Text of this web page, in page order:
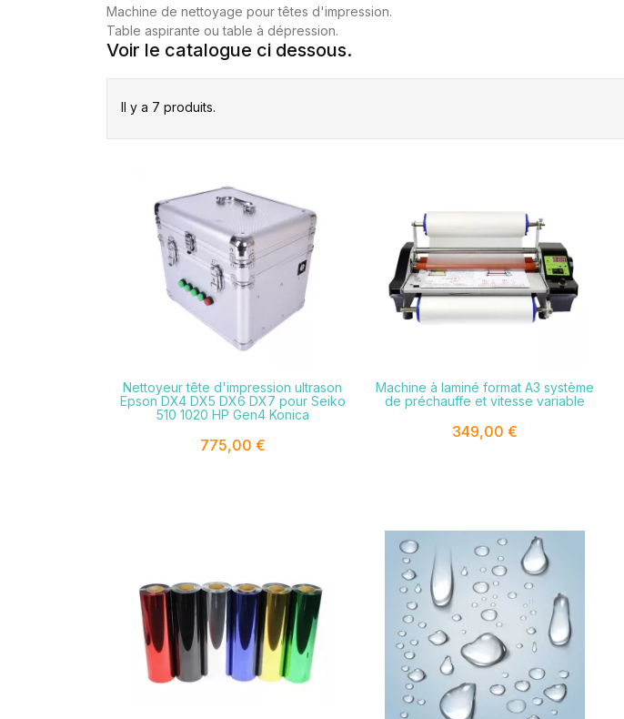
Machine de nettoyage pour têtes d'impression.
Table aspirante ou table à dépression.
Voir le catalogue ci dessous.
Il y a 7 produits.

Nettoyeur tête d'impression ultrason
Epson DX4 DX5 DX6 DX7 pour Seiko
510 1020 HP Gen4 Konica
775,00 €

Machine à laminé format A3 système
de préchauffe et vitesse variable
349,00 €